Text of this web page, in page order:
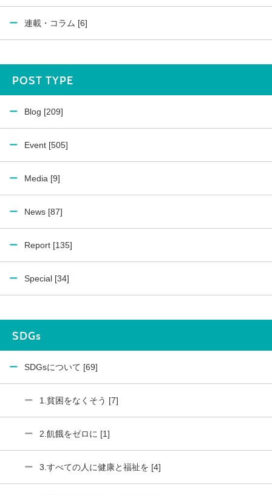
連載・コラム [6]
POST TYPE
Blog [209]
Event [505]
Media [9]
News [87]
Report [135]
Special [34]
SDGs
SDGsについて [69]
1.貧困をなくそう [7]
2.飢餓をゼロに [1]
3.すべての人に健康と福祉を [4]